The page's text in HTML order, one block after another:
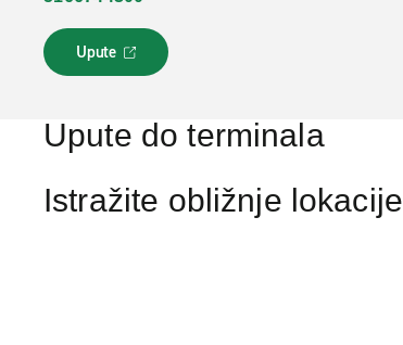
Upute
L
i
s
o
t
Upute do terminala
Istražite obližnje lokacije